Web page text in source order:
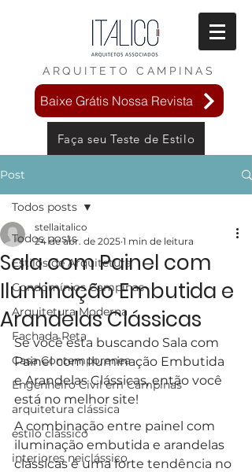
ARQUITETO CAMPINAS
Baixe Grátis Nossa Revista
Faça seu Teste de Estilo
Post
Todos posts
Estilos de Arquitetura
Condomínios Campinas
Arquitetura Moderna
Fachada Reta
Casa Contemporanea
Engenheiro Civil em Campinas
arquitetura clássica
estilo clássico
interiores neiclássico
Todos posts
Sala com Painel com
Iluminação Embutida e
Arandelas Clássicas
stellaitalico
24 de abr. de 2025 1 min de leitura
Se você esta buscando Sala com
Painel com Iluminação Embutida
e Arandelas Clássicas, então você
está no melhor site!
A combinação entre painel com
iluminação embutida e arandelas
clássicas é uma forte tendência no